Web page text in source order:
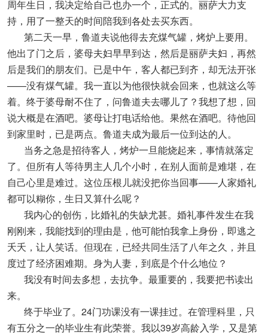
周年生日，我决定给自己也办一个，正式的。丽萨大力支
持，用了一整天的时间陪我到各处去买东西。
第二天一早，鲁道夫说他得去充煤气罐，烤炉上要用。
他出了门之后，婆母夫妇早早到达，然后是丽萨夫妇，再然
后是我们的朋友们。已是中午，客人都已到齐，却无法开张
——没有煤气罐。我一直以为他很快就会回来，也就这么等
着。终于婆母耐不住了，问鲁道夫去哪儿了？我想了想，回
说大概是在酒吧。婆母让打电话给他。果然在酒吧。待他回
到家里时，已是两点。鲁道夫成为最后一位到达的人。
当务之急是招待客人，烤炉一旦能烧起来，事情就落定
了。但所有人等待男主人几个小时，在别人面前是难堪，在
自己心里是难过。这位压根儿就没把你当回事——人家婚礼
都可以糊你，生日又算什么呢？
我内心的创伤，比婚礼的失缺尤甚。婚礼事件发生在我
刚刚来，我能找到的理由是，他可能怕我拿上身份，即逃之
夭夭，让人笑话。但现在，已经共同生活了八年之久，并且
度过了经济困难期。身为人妻，到底是个什么地位？
我没有时间去多想，去抗争。最重要的，我要把书读出
来。
终于毕业了。24门功课没有一课挂过。在管理科里，只
有五分之一的毕业生有此荣誉。我以39岁高龄入学，又是第